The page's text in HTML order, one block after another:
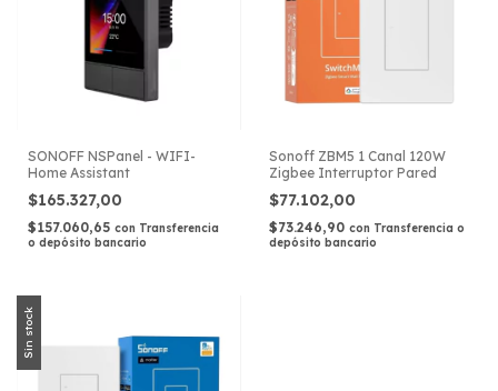
SONOFF NSPanel - WIFI-
Home Assistant
$165.327,00
$157.060,65 con Transferencia
o depósito bancario
Sonoff ZBM5 1 Canal 120W
Zigbee Interruptor Pared
$77.102,00
$73.246,90 con Transferencia o
depósito bancario
Sin stock